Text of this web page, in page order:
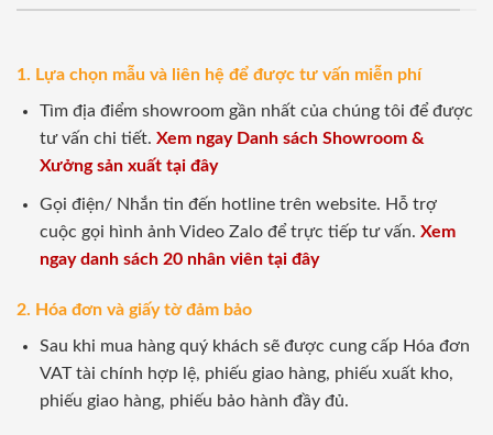
1. Lựa chọn mẫu và liên hệ để được tư vấn miễn phí
Tìm địa điểm showroom gần nhất của chúng tôi để được
tư vấn chi tiết. Xem ngay Danh sách Showroom &
Xưởng sản xuất tại đây
Gọi điện/ Nhắn tin đến hotline trên website. Hỗ trợ
cuộc gọi hình ảnh Video Zalo để trực tiếp tư vấn. Xem
ngay danh sách 20 nhân viên tại đây
2. Hóa đơn và giấy tờ đảm bảo
Sau khi mua hàng quý khách sẽ được cung cấp Hóa đơn
VAT tài chính hợp lệ, phiếu giao hàng, phiếu xuất kho,
phiếu giao hàng, phiếu bảo hành đầy đủ.